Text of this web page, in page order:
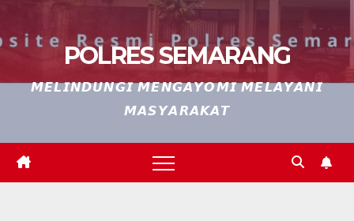
POLRES SEMARANG
𝙈𝙀𝙇𝙄𝙉𝘿𝙐𝙉𝙂𝙄 𝙈𝙀𝙉𝙂𝘼𝙔𝙊𝙈𝙄 𝙈𝙀𝙇𝘼𝙔𝘼𝙉𝙄
𝙈𝘼𝙎𝙔𝘼𝙍𝘼𝙆𝘼𝙏